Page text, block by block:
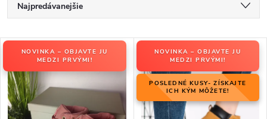
a
d
i
e
p
Najpredávanejšie
Najlacnejšie
Najdrahšie
Abecedne
V
p
i
s
NOVINKA – OBJAVTE JU
MEDZI PRVÝMI!
NOVINKA – OBJAVTE JU
MEDZI PRVÝMI!
POSLEDNÉ KUSY- ZÍSKAJTE
ICH KÝM MÔŽETE!